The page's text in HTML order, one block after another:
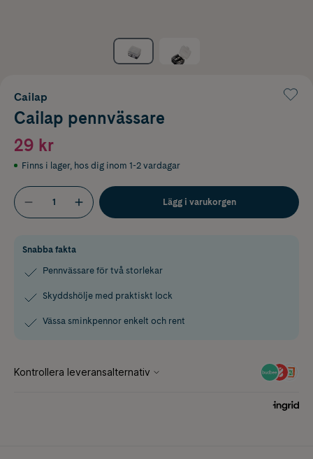
Cailap
Cailap pennvässare
29 kr
Finns i lager, hos dig inom 1-2 vardagar
Lägg i varukorgen
Snabba fakta
Pennvässare för två storlekar
Skyddshölje med praktiskt lock
Vässa sminkpennor enkelt och rent